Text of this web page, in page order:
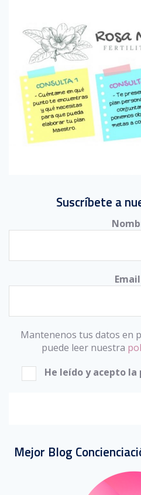
Suscríbete a
Email
Mantenenos tus datos en
puede leer nuestra
He leído y acepto
Mejor Blog